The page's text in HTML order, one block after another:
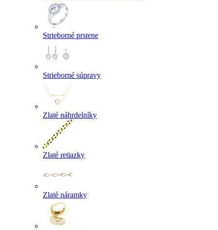
Strieborné prstene
Strieborné súpravy
Zlaté náhrdelníky
Zlaté retiazky
Zlaté náramky